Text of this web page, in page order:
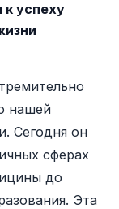
к успеху
нашей
Сегодня он
сферах
до
Эта